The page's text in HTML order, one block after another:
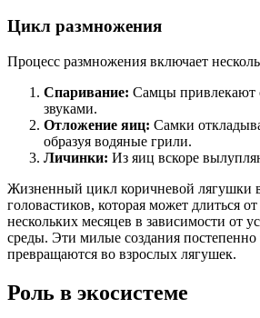
Цикл размножения
Процесс размножения включает
Спаривание: Самцы привлекают
звуками.
Отложение яиц: Самки
образуя водяные грили.
Личинки: Из яиц вскоре
Жизненный цикл коричневой лягушки
головастиков, которая может длиться
нескольких месяцев в зависимости от
среды. Эти милые создания
превращаются во взрослых лягушек.
Роль в экосистеме